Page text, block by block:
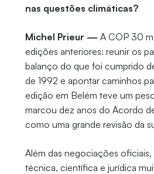
nas questões climáticas?
Michel Prieur — A COP 30
edições anteriores: reunir os
balanço do que foi cumprido
de 1992 e apontar caminhos
edição em Belém teve um
marcou dez anos do Acordo
como uma grande revisão da
Além das negociações
técnica, científica e jurídica